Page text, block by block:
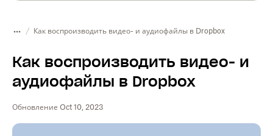
Как воспроизводить видео- и аудиофайлы в Dropbox
Как воспроизводить видео- и
аудиофайлы в Dropbox
Обновление Oct 10, 2023